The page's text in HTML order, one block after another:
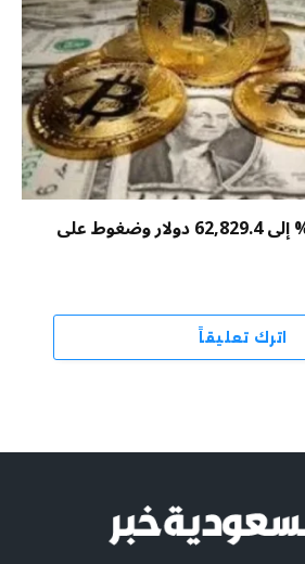
سعر بيتكوين يهبط 1% إلى 62,829.4 دولار وضغوط على
اترك تعليقاً